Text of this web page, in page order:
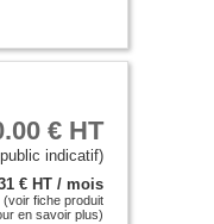
€ HT
indicatif)
€ HT / mois
(voir fiche produit
en savoir plus)